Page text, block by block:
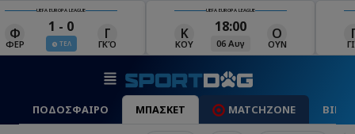
UEFA EUROPA LEAGUE
Κ 18:00
06 Αυγ ΟΥΝ
UEFA EUROPA LEAGUE
ΓΙΑ
19:00
06 Αυγ
Ρ
ΡΈΙ ΜΑΚ
ΠΟΔΟΣΦΑΙΡΟ ΜΠΑΣΚΕΤ MATCHZONE